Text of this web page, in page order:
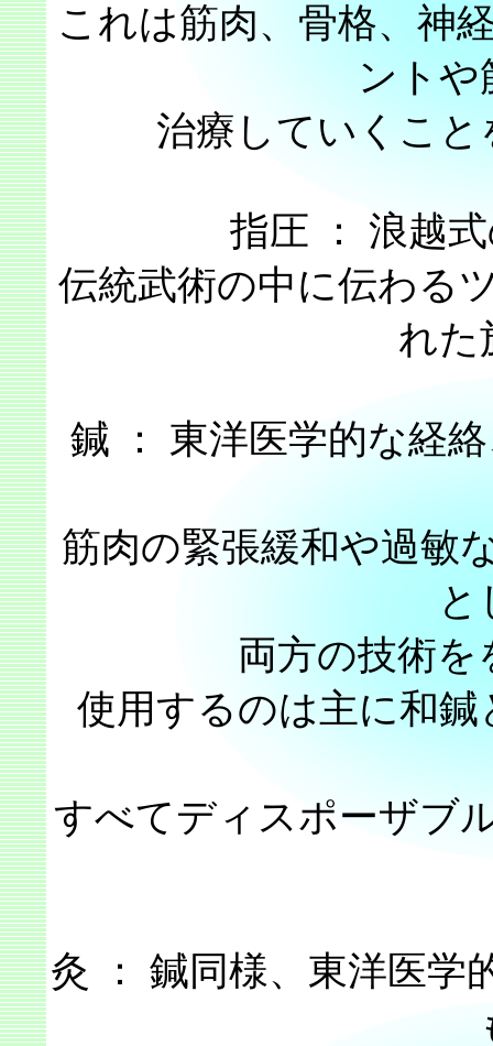
これは筋肉、骨格、神
ントや
治療していくこ
指圧 ： 浪越
伝統武術の中に伝わる
れた
鍼 ： 東洋医学的な経
筋肉の緊張緩和や過敏
と
両方の技術
使用するのは主に和
すべてディスポーザブ
灸 ： 鍼同様、東洋医学